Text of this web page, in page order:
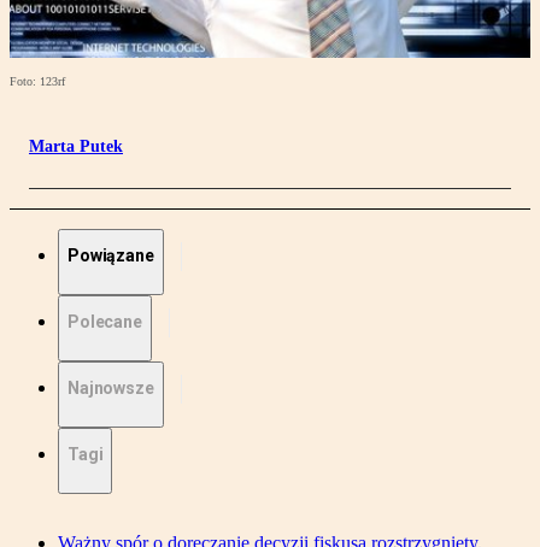
Foto: 123rf
Marta Putek
Powiązane
Polecane
Najnowsze
Tagi
Ważny spór o doręczanie decyzji fiskusa rozstrzygnięty.